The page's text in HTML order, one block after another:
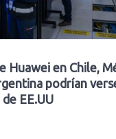
Huawei en Chile,
podrían
EE.UU